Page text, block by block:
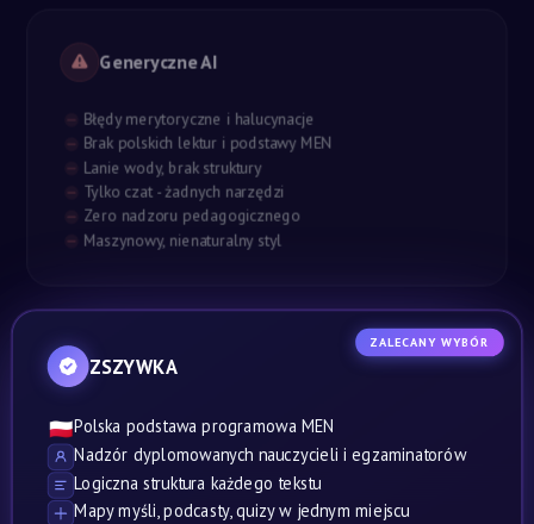
Generyczne AI
Błędy merytoryczne i halucynacje
Brak polskich lektur i podstawy MEN
Lanie wody, brak struktury
Tylko czat - żadnych narzędzi
Zero nadzoru pedagogicznego
Maszynowy, nienaturalny styl
ZALECANY WYBÓR
ZSZYWKA
🇵🇱Polska podstawa programowa MEN
Nadzór dyplomowanych nauczycieli i egzaminatorów
Logiczna struktura każdego tekstu
Mapy myśli, podcasty, quizy w jednym miejscu